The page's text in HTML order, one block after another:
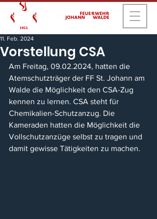
Vorstellung CSA
11. Feb. 2024
Am Freitag, 09.02.2024, hatten die
Atemschutzträger der FF St. Johann am
Walde die Möglichkeit den CSA-Zug
kennen zu lernen. CSA steht für
Chemikalien-Schutzanzug. Die
Kameraden hatten die Möglichkeit die
Vollschutzanzüge selbst zu tragen und
damit gewisse Tätigkeiten zu machen.